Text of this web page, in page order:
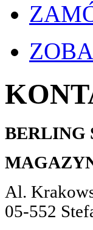
BERLING
Al.
05-552